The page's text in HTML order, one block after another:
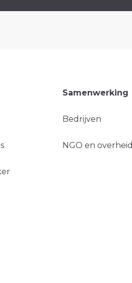
Samenwerking
Bedrijven
NGO en overheid